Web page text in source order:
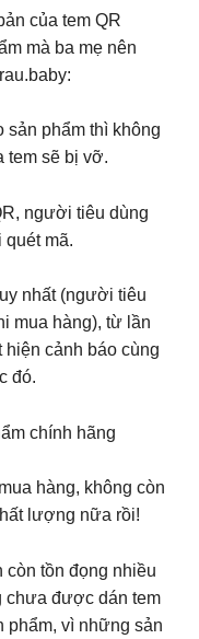
của tem QR
mà ba mẹ nên
sản phẩm thì không
tem sẽ bị vỡ.
người tiêu dùng
mã.
nhất (người tiêu
mua hàng), từ lần
hiện cảnh báo cùng
đó.
chính hãng
hàng, không còn
lượng nữa rồi!
còn tồn đọng nhiều
chưa được dán tem
phẩm, vì những sản